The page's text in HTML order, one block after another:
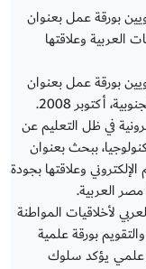
بورقة عمل بعنوان
العربية وعلاقتها
بورقة عمل بعنوان
أكتوبر 2008.
في ظل التعليم عن
ببحث بعنوان
وعلاقتها بجودة
لأخلاقيات المواطنة
بورقة علمية
علمي يؤكد سلوك